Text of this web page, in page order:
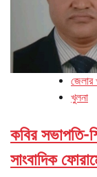
জেলার
খুলনা
কবির সভাপতি-
সাংবাদিক